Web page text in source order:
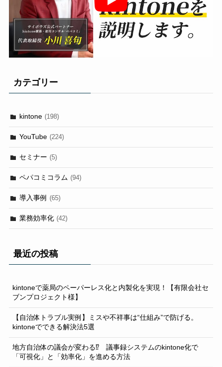
カテゴリー
kintone (198)
YouTube (224)
セミナー (5)
ペパコミコラム (94)
導入事例 (65)
業務効率化 (42)
最近の投稿
kintoneで薬局のペーパーレス化と内製化を実現！【有限会社セ
ブンプロジェクト様】
【自治体トラブル実例】ミスや不祥事は“仕組み”で防げる。
kintoneでできる解決法5選
地方自治体の議会が変わる⁉ 議事録システムのkintone化で
「可視化」と「効率化」を進める方法